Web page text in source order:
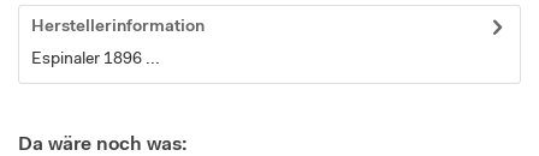
Herstellerinformation
Espinaler 1896 ...
Da wäre noch was: